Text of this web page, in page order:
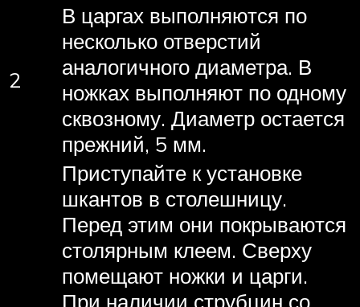
2
В царгах выполняются по
несколько отверстий
аналогичного диаметра. В
ножках выполняют по одному
сквозному. Диаметр остается
прежний, 5 мм.
Приступайте к установке
шкантов в столешницу.
Перед этим они покрываются
столярным клеем. Сверху
помещают ножки и царги.
При наличии струбцин со